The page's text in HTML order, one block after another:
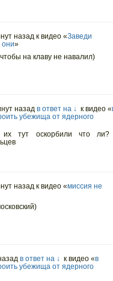
назад к видео «Заведи
они»
на клаву не навалил)
назад в ответ на ↓ к видео «
убежища от ядерного
их тут оскорбили что ли?
назад к видео «миссия не
в ответ на ↓ к видео «в
убежища от ядерного